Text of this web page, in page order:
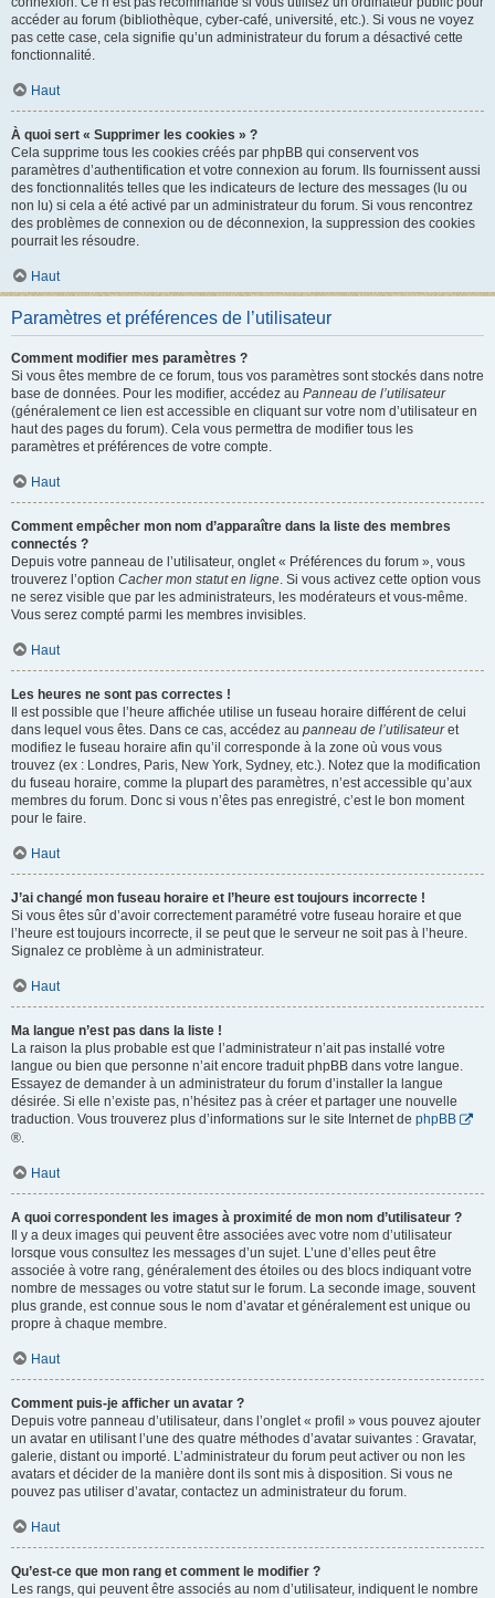
accéder au forum (bibliothèque, cyber-café, université, etc.). Si vous ne voyez
pas cette case, cela signifie qu’un administrateur du forum a désactivé cette
fonctionnalité.
Haut
À quoi sert « Supprimer les cookies » ?
Cela supprime tous les cookies créés par phpBB qui conservent vos
paramètres d’authentification et votre connexion au forum. Ils fournissent aussi
des fonctionnalités telles que les indicateurs de lecture des messages (lu ou
non lu) si cela a été activé par un administrateur du forum. Si vous rencontrez
des problèmes de connexion ou de déconnexion, la suppression des cookies
pourrait les résoudre.
Haut
Paramètres et préférences de l’utilisateur
Comment modifier mes paramètres ?
Si vous êtes membre de ce forum, tous vos paramètres sont stockés dans notre
base de données. Pour les modifier, accédez au Panneau de l’utilisateur
(généralement ce lien est accessible en cliquant sur votre nom d’utilisateur en
haut des pages du forum). Cela vous permettra de modifier tous les
paramètres et préférences de votre compte.
Haut
Comment empêcher mon nom d’apparaître dans la liste des membres
connectés ?
Depuis votre panneau de l’utilisateur, onglet « Préférences du forum », vous
trouverez l’option Cacher mon statut en ligne. Si vous activez cette option vous
ne serez visible que par les administrateurs, les modérateurs et vous-même.
Vous serez compté parmi les membres invisibles.
Haut
Les heures ne sont pas correctes !
Il est possible que l’heure affichée utilise un fuseau horaire différent de celui
dans lequel vous êtes. Dans ce cas, accédez au panneau de l’utilisateuret
modifiez le fuseau horaire afin qu’il corresponde à la zone où vous vous
trouvez (ex : Londres, Paris, New York, Sydney, etc.). Notez que la modification
du fuseau horaire, comme la plupart des paramètres, n’est accessible qu’aux
membres du forum. Donc si vous n’êtes pas enregistré, c’est le bon moment
pour le faire.
Haut
J’ai changé mon fuseau horaire et l’heure est toujours incorrecte !
Si vous êtes sûr d’avoir correctement paramétré votre fuseau horaire et que
l’heure est toujours incorrecte, il se peut que le serveur ne soit pas à l’heure.
Signalez ce problème à un administrateur.
Haut
Ma langue n’est pas dans la liste !
La raison la plus probable est que l’administrateur n’ait pas installé votre
langue ou bien que personne n’ait encore traduit phpBB dans votre langue.
Essayez de demander à un administrateur du forum d’installer la langue
désirée. Si elle n’existe pas, n’hésitez pas à créer et partager une nouvelle
traduction. Vous trouverez plus d’informations sur le site Internet de phpBB
®.
Haut
A quoi correspondent les images à proximité de mon nom d’utilisateur ?
Il y a deux images qui peuvent être associées avec votre nom d’utilisateur
lorsque vous consultez les messages d’un sujet. L’une d’elles peut être
associée à votre rang, généralement des étoiles ou des blocs indiquant votre
nombre de messages ou votre statut sur le forum. La seconde image, souvent
plus grande, est connue sous le nom d’avatar et généralement est unique ou
propre à chaque membre.
Haut
Comment puis-je afficher un avatar ?
Depuis votre panneau d’utilisateur, dans l’onglet « profil » vous pouvez ajouter
un avatar en utilisant l’une des quatre méthodes d’avatar suivantes : Gravatar,
galerie, distant ou importé. L’administrateur du forum peut activer ou non les
avatars et décider de la manière dont ils sont mis à disposition. Si vous ne
pouvez pas utiliser d’avatar, contactez un administrateur du forum.
Haut
Qu’est-ce que mon rang et comment le modifier ?
Les rangs, qui peuvent être associés au nom d’utilisateur, indiquent le nombre